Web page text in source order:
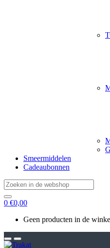
Smeermiddelen
Cadeaubonnen
Search
for:
0 €0,00
Geen producten in de